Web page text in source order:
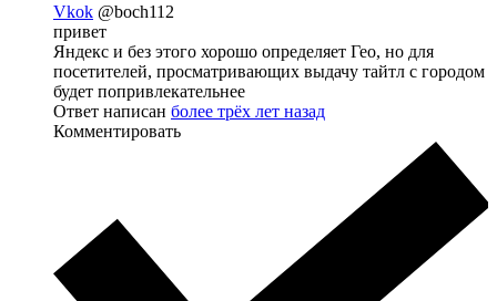
Vkok @boch112
привет
Яндекс и без этого хорошо определяет Гео, но для
посетителей, просматривающих выдачу тайтл с городом
будет попривлекательнее
Ответ написан более трёх лет назад
Комментировать